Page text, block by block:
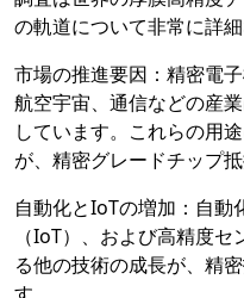
の軌道について非常に詳
市場の推進要因：精密電
航空宇宙、通信などの産
しています。これらの用
が、精密グレードチップ
自動化とIoTの増加：自動
（IoT）、および高精度
る他の技術の成長が、精